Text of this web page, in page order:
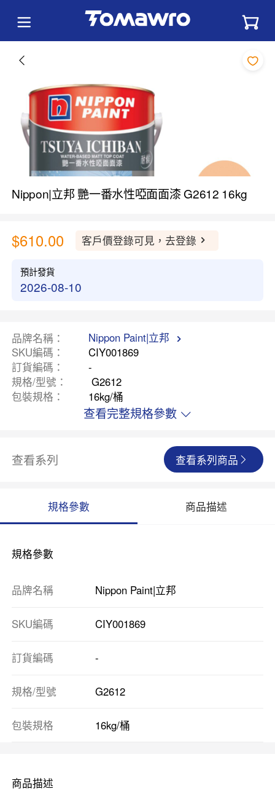
Nippon|立邦 艷一番水性啞面面漆 G2612 16kg
$610.00 客戶價登錄可見，去登錄
預計發貨
2026-08-10
品牌名稱
Nippon Paint|立邦
SKU編碼
CIY001869
訂貨編碼
-
規格/型號
G2612
包裝規格
16kg/桶
查看完整規格參數
查看系列 查看系列商品
規格參數 商品描述
規格參數
品牌名稱 Nippon Paint|立邦
SKU編碼 CIY001869
訂貨編碼 -
規格/型號 G2612
包裝規格 16kg/桶
商品描述